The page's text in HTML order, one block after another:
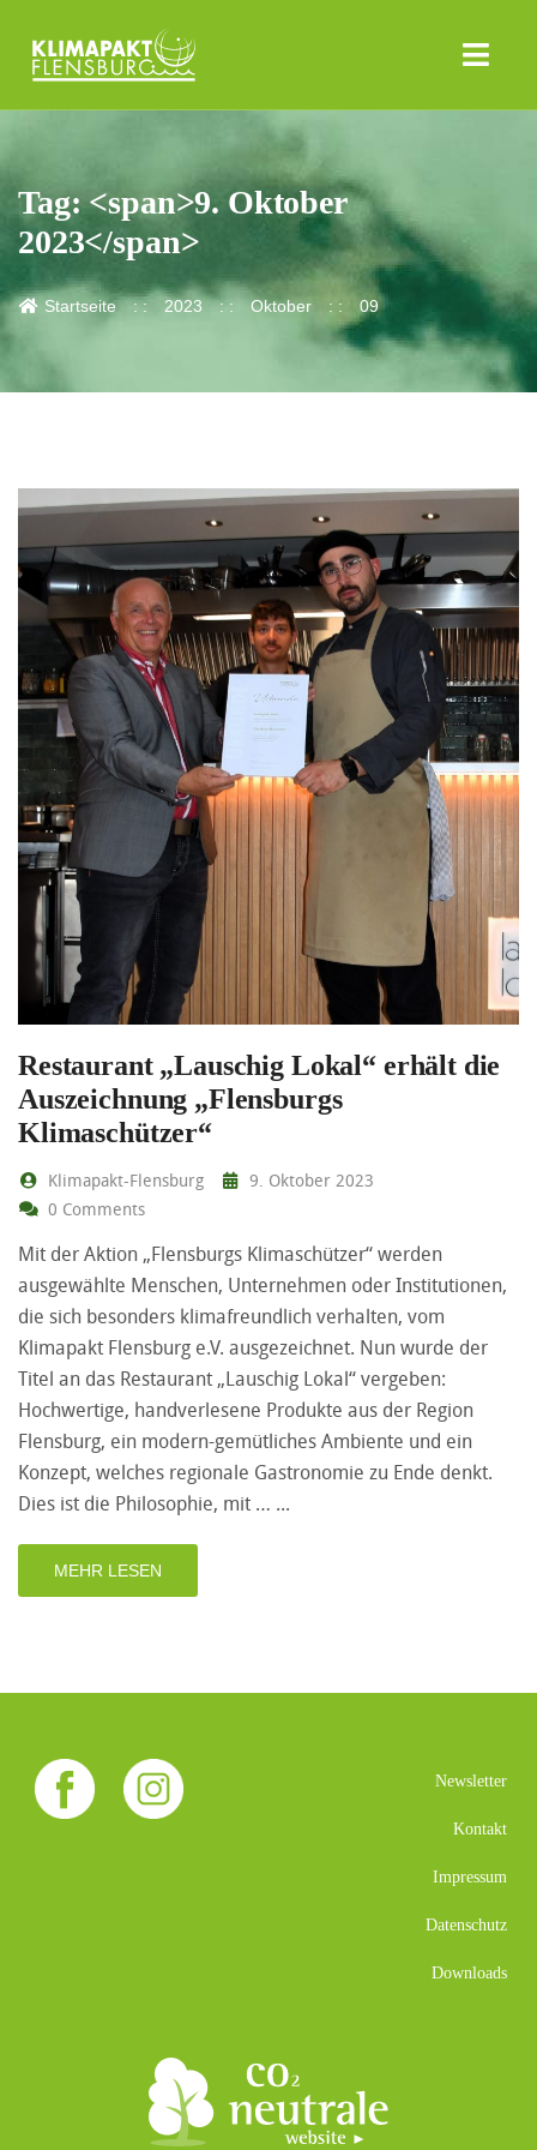
Tag: <span>9. Oktober
2023</span>
Startseite 2023 Oktober 09
Restaurant „Lauschig Lokal“ erhält die
Auszeichnung „Flensburgs
Klimaschützer“
Klimapakt-Flensburg
9. Oktober 2023
0 Comments
Mit der Aktion „Flensburgs Klimaschützer“ werden
ausgewählte Menschen, Unternehmen oder Institutionen,
die sich besonders klimafreundlich verhalten, vom
Klimapakt Flensburg e.V. ausgezeichnet. Nun wurde der
Titel an das Restaurant „Lauschig Lokal“ vergeben:
Hochwertige, handverlesene Produkte aus der Region
Flensburg, ein modern-gemütliches Ambiente und ein
Konzept, welches regionale Gastronomie zu Ende denkt.
Dies ist die Philosophie, mit …
MEHR LESEN
Newsletter
Kontakt
Impressum
Datenschutz
Downloads